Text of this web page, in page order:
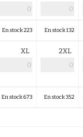
En stock 223 En stock 132
XL 2XL
En stock 673 En stock 352